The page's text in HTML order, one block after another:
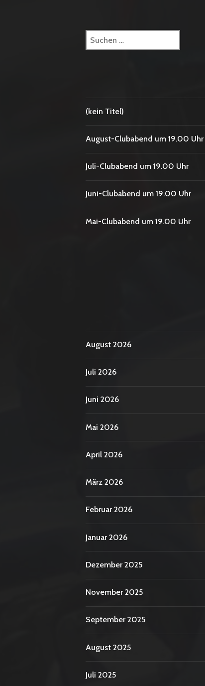
Suchen
nach:
(kein Titel)
August-Clubabend um 19.00 Uhr
Juli-Clubabend um 19.00 Uhr
Juni-Clubabend um 19.00 Uhr
Mai-Clubabend um 19.00 Uhr
August 2026
Juli 2026
Juni 2026
Mai 2026
April 2026
März 2026
Februar 2026
Januar 2026
Dezember 2025
November 2025
September 2025
August 2025
Juli 2025